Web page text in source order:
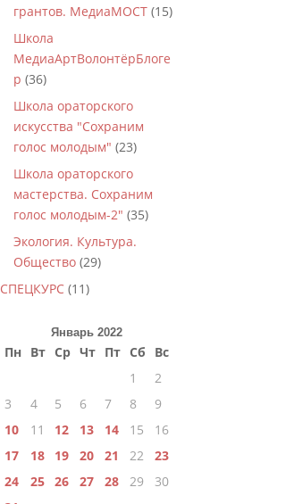
грантов. МедиаМОСТ (15)
Школа
МедиаАртВолонтёрБлоге
р (36)
Школа ораторского
искусства "Сохраним
голос молодым" (23)
Школа ораторского
мастерства. Сохраним
голос молодым-2" (35)
Экология. Культура.
Общество (29)
СПЕЦКУРС (11)
Январь 2022
Пн Вт Ср Чт Пт Сб
Вс
1
2
3
4 5 6 7 8
9
10
11 12 13 14 15
16
17
18 19 20 21 22
23
24
25 26 27 28 29
30